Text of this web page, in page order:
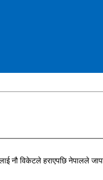
नौ विकेटले हराएपछि नेपालले